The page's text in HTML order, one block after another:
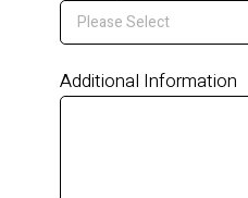
Additional Information